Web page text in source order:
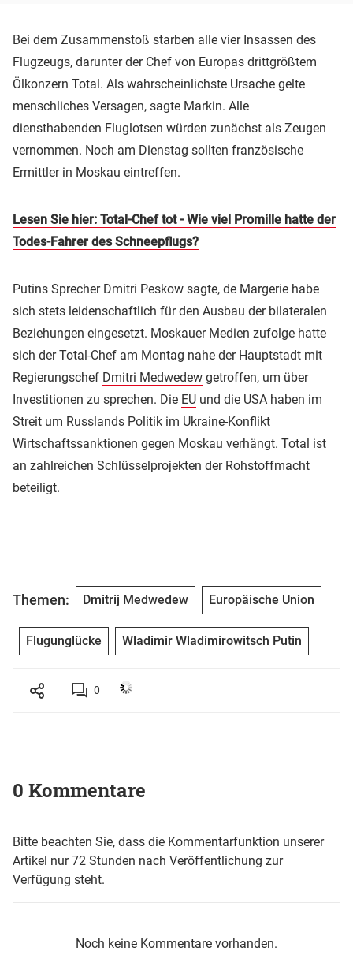
Bei dem Zusammenstoß starben alle vier Insassen des
Flugzeugs, darunter der Chef von Europas drittgrößtem
Ölkonzern Total. Als wahrscheinlichste Ursache gelte
menschliches Versagen, sagte Markin. Alle
diensthabenden Fluglotsen würden zunächst als Zeugen
vernommen. Noch am Dienstag sollten französische
Ermittler in Moskau eintreffen.
Lesen Sie hier: Total-Chef tot - Wie viel Promille hatte der
Todes-Fahrer des Schneepflugs?
Putins Sprecher Dmitri Peskow sagte, de Margerie habe
sich stets leidenschaftlich für den Ausbau der bilateralen
Beziehungen eingesetzt. Moskauer Medien zufolge hatte
sich der Total-Chef am Montag nahe der Hauptstadt mit
Regierungschef Dmitri Medwedew getroffen, um über
Investitionen zu sprechen. Die EU und die USA haben im
Streit um Russlands Politik im Ukraine-Konflikt
Wirtschaftssanktionen gegen Moskau verhängt. Total ist
an zahlreichen Schlüsselprojekten der Rohstoffmacht
beteiligt.
Themen: Dmitrij Medwedew Europäische Union
Flugunglücke Wladimir Wladimirowitsch Putin
0
0 Kommentare
Bitte beachten Sie, dass die Kommentarfunktion unserer
Artikel nur 72 Stunden nach Veröffentlichung zur
Verfügung steht.
Noch keine Kommentare vorhanden.